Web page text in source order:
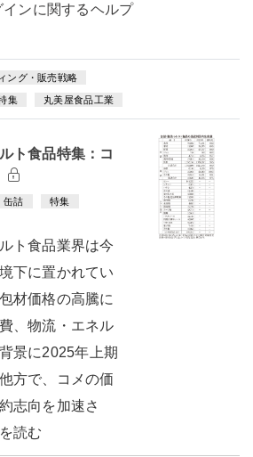
インに関するヘルプ
ング・販売戦略
集 丸美屋食品工業
ト食品特集：コ
缶詰 特集
ト食品業界は今
下に置かれてい
材価格の高騰に
、物流・エネル
景に2025年上期
方で、コメの価
志向を加速さ
読む